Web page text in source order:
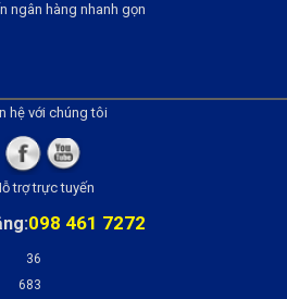
ngân hàng nhanh gọn
hệ với chúng tôi
trợ trực tuyến
098 461 7272
36
683